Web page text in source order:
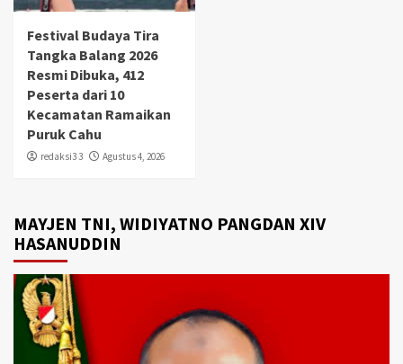
Festival Budaya Tira
Tangka Balang 2026
Resmi Dibuka, 412
Peserta dari 10
Kecamatan Ramaikan
Puruk Cahu
redaksi3 3 Agustus 4, 2026
MAYJEN TNI, WIDIYATNO PANGDAN XIV
HASANUDDIN